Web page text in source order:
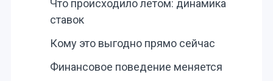
Что происходило летом: динамика
ставок
Кому это выгодно прямо сейчас
Финансовое поведение меняется